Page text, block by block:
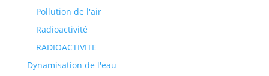
Pollution de l'air
Radioactivité
RADIOACTIVITE
Dynamisation de l'eau